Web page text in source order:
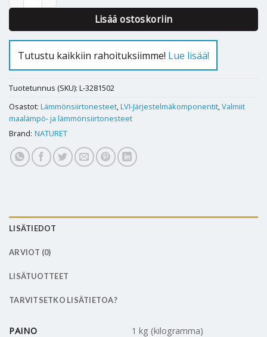
Lisää ostoskoriin
Tutustu kaikkiin rahoituksiimme! Lue lisää!
Tuotetunnus (SKU): L-3281502
Osastot: Lämmönsiirtonesteet,LVI-Järjestelmäkomponentit,Valmiit
maalämpö- ja lämmönsiirtonesteet
Brand: NATURET
LISÄTIEDOT
ARVIOT (0)
LISÄTUOTTEET
TARVITSETKO LISÄTIETOA?
PAINO 1 kg (kilogramma)